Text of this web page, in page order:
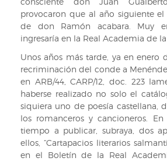
provocaron que al año siguiente
de don Ramón acabara. Muy
ingresaría en la Real Academia de la
Unos años más tarde, ya en enero
recriminación del conde a
en ARB/44, CARP/12, doc. 223
haberse realizado no solo el
siquiera uno de poesía castellana,
los romanceros y cancioneros.
tiempo a publicar, subraya, dos
ellos, “Cartapacios literarios
en el Boletín de la Real